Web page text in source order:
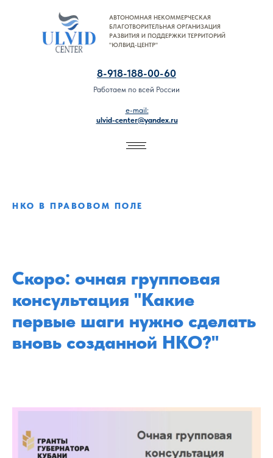
АВТОНОМНАЯ НЕКОММЕРЧЕСКАЯ
БЛАГОТВОРИТЕЛЬНАЯ ОРГАНИЗАЦИЯ
РАЗВИТИЯ И ПОДДЕРЖКИ ТЕРРИТОРИЙ
"ЮЛВИД-ЦЕНТР"
8-918-188-00-60
Работаем по всей России
e-mail:
ulvid-center@yandex.ru
8-918-188-00-60
НКО В ПРАВОВОМ ПОЛЕ
Скоро: очная групповая
консультация "Какие
первые шаги нужно сделать
вновь созданной НКО?"